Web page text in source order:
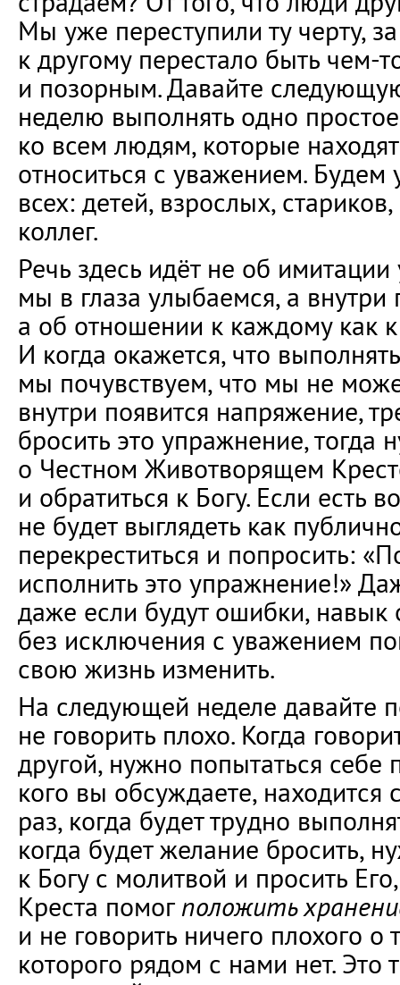
Мы уже переступили ту черту,
к другому перестало быть чем-
и позорным. Давайте
неделю выполнять одно
ко всем людям, которые
относиться с уважением. Будем
всех: детей, взрослых,
коллег.
Речь здесь идёт не об имитации
мы в глаза улыбаемся, а внутри
а об отношении к каждому как
И когда окажется, что
мы почувствуем, что мы не
внутри появится напряжение,
бросить это упражнение, тогда
о Честном Животворящем
и обратиться к Богу. Если есть
не будет выглядеть как
перекреститься и попросить:
исполнить это упражнение!»
даже если будут ошибки, навык
без исключения с уважением
свою жизнь изменить.
На следующей неделе давайте
не говорить плохо. Когда
другой, нужно попытаться себе
кого вы обсуждаете, находится
раз, когда будет трудно
когда будет желание бросить,
к Богу с молитвой и просить
Креста помогположить
и не говорить ничего плохого о
которого рядом с нами нет. Это